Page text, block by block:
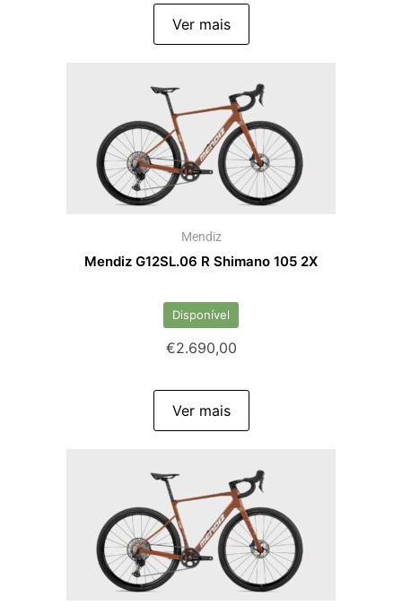
Ver mais
Mendiz
Mendiz G12SL.06 R Shimano 105 2X
Disponível
€2.690,00
Ver mais